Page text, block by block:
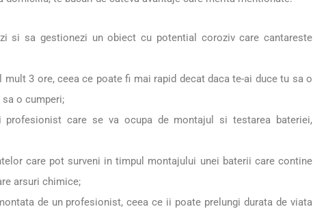
si sa gestionezi un obiect cu potential coroziv care cantareste
mult 3 ore, ceea ce poate fi mai rapid decat daca te-ai duce tu sa o
o cumperi;
profesionist care se va ocupa de montajul si testarea bateriei,
care pot surveni in timpul montajului unei baterii care contine
arsuri chimice;
de un profesionist, ceea ce ii poate prelungi durata de viata